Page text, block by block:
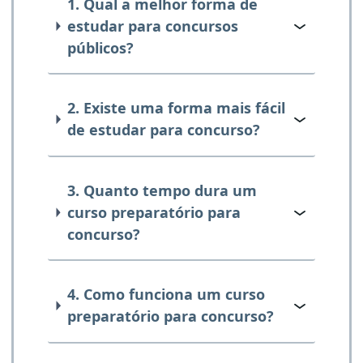
estudar para concursos
públicos?
2. Existe uma forma mais fácil
de estudar para concurso?
3. Quanto tempo dura um
curso preparatório para
concurso?
4. Como funciona um curso
preparatório para concurso?